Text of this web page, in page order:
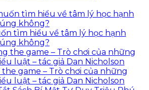
tìm hiểu về tâm lý học hạnh
không?
the game – Trò chơi của những
luật – tác giả Dan Nicholson